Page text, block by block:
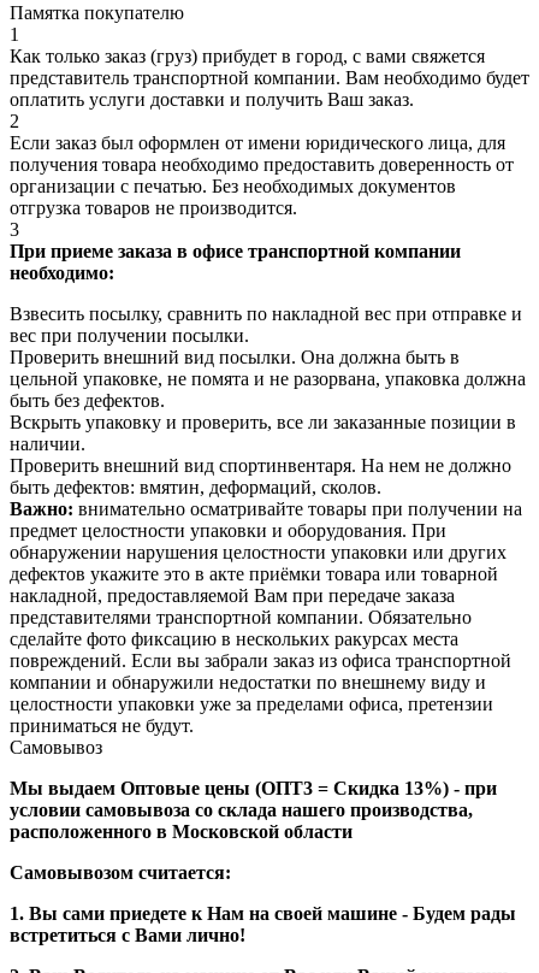
Памятка покупателю
1
Как только заказ (груз) прибудет в город, с вами свяжется
представитель транспортной компании. Вам необходимо будет
оплатить услуги доставки и получить Ваш заказ.
2
Если заказ был оформлен от имени юридического лица, для
получения товара необходимо предоставить доверенность от
организации с печатью. Без необходимых документов
отгрузка товаров не производится.
3
При приеме заказа в офисе транспортной компании
необходимо:
Взвесить посылку, сравнить по накладной вес при отправке и
вес при получении посылки.
Проверить внешний вид посылки. Она должна быть в
цельной упаковке, не помята и не разорвана, упаковка должна
быть без дефектов.
Вскрыть упаковку и проверить, все ли заказанные позиции в
наличии.
Проверить внешний вид спортинвентаря. На нем не должно
быть дефектов: вмятин, деформаций, сколов.
Важно: внимательно осматривайте товары при получении на
предмет целостности упаковки и оборудования. При
обнаружении нарушения целостности упаковки или других
дефектов укажите это в акте приёмки товара или товарной
накладной, предоставляемой Вам при передаче заказа
представителями транспортной компании. Обязательно
сделайте фото фиксацию в нескольких ракурсах места
повреждений. Если вы забрали заказ из офиса транспортной
компании и обнаружили недостатки по внешнему виду и
целостности упаковки уже за пределами офиса, претензии
приниматься не будут.
Самовывоз
Мы выдаем Оптовые цены (ОПТ3 = Скидка 13%) - при
условии самовывоза со склада нашего производства,
расположенного в Московской области
Самовывозом считается:
1. Вы сами приедете к Нам на своей машине - Будем рады
встретиться с Вами лично!